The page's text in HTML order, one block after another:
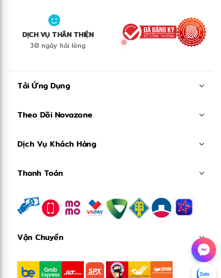
DỊCH VỤ THÂN THIỆN
30 ngày hài lòng
Tải Ứng Dụng
Theo Dõi Novazone
Dịch Vụ Khách Hàng
Thanh Toán
Vận Chuyển